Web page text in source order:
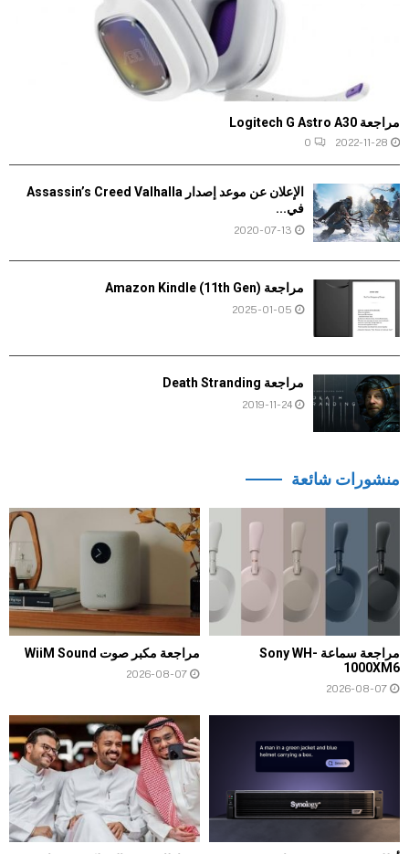
مراجعة Logitech G Astro A30
2022-11-28
0
الإعلان عن موعد إصدار Assassin’s Creed Valhalla
في...
2020-07-13
مراجعة Amazon Kindle (11th Gen)
2025-01-05
مراجعة Death Stranding
2019-11-24
منشورات شائعة
مراجعة سماعة Sony WH-
1000XM6
2026-08-07
مراجعة مكبر صوت WiiM Sound
2026-08-07